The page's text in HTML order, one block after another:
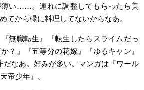
い……。連れに調整してもらったら美
てから碌に料理してないからなあ。
無職転生』『転生したらスライムだっ
？』『五等分の花嫁』『ゆるキャン』
だなあ。好みが多い。マンガは『ワール
帝少年』。